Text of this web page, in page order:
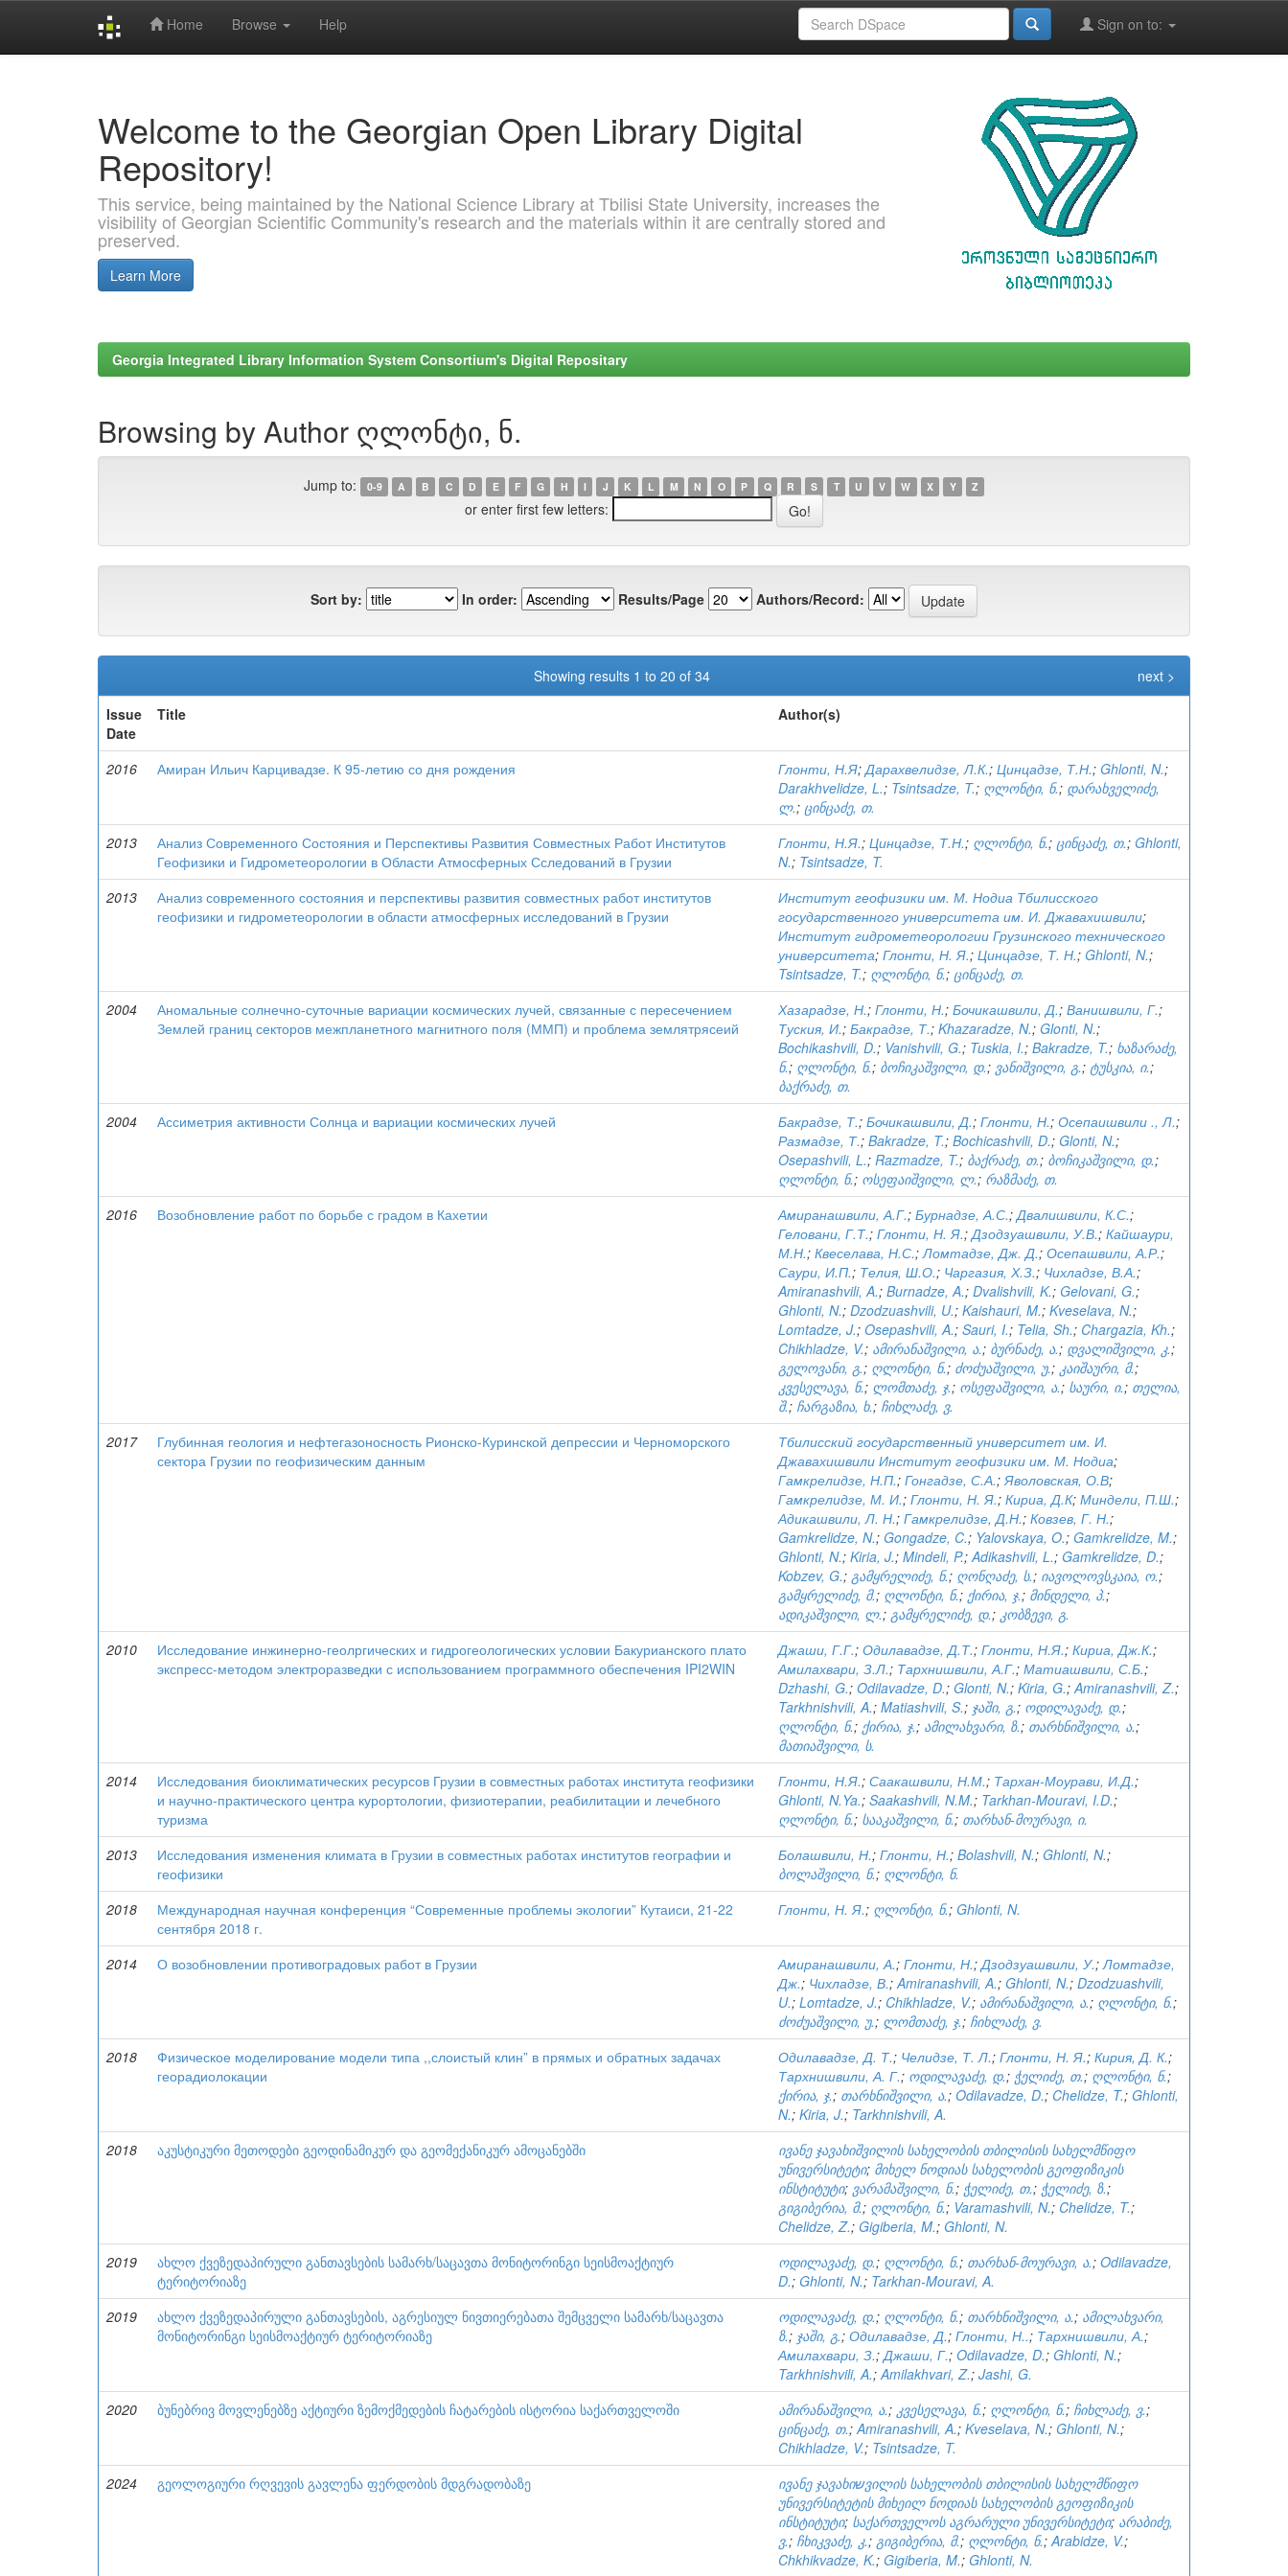
Home Browse Help Sign on to:
Welcome to the Georgian Open Library Digital
Repository!
This service, being maintained by the National Science Library at Tbilisi State University, increases the
visibility of Georgian Scientific Community's research and the materials within it are centrally stored and
preserved.
Learn More
Georgia Integrated Library Information System Consortium's Digital Repositary
Browsing by Author ღლონტი, ნ.
Jump to: 0-9 A B C D E F G H I J K L M N O P Q R S T U V W X Y Z
or enter first few letters:
Sort by: In order: Results/Page Authors/Record:
Showing results 1 to 20 of 34
next >
Issue
Date
Title Author(s)
2016 Амиран Ильич Карцивадзе. К 95-летию со дня рождения Глонти, Н.Я;Дарахвелидзе, Л.К.; Цинцадзе, Т.Н.; Ghlonti, N.;
Darakhvelidze, L.; Tsintsadze, T.; ღლონტი, ნ.; დარახველიძე,
ლ.; ცინცაძე, თ.
2013
Анализ Современного Состояния и Перспективы Развития Совместных Работ Институтов
Геофизики и Гидрометеорологии в Области Атмосферных Сследований в Грузии
Глонти, Н.Я.; Цинцадзе, Т.Н.; ღლონტი, ნ.; ცინცაძე, თ.; Ghlonti,
N.; Tsintsadze, T.
2013
Анализ современного состояния и перспективы развития совместных работ институтов
геофизики и гидрометеорологии в области атмосферных исследований в Грузии
Институт геофизики им. М. Нодиа Тбилисского
государственного университета им. И. Джавахишвили;
Институт гидрометеорологии Грузинского технического
университета; Глонти, Н. Я.; Цинцадзе, Т. Н.; Ghlonti, N.;
Tsintsadze, T.; ღლონტი, ნ.; ცინცაძე, თ.
2004
Аномальные солнечно-суточные вариации космических лучей, связанные с пересечением
Землей границ секторов межпланетного магнитного поля (ММП) и проблема землятрясеий
Хазарадзе, Н.; Глонти, Н.; Бочикашвили, Д.; Ванишвили, Г.;
Туския, И.; Бакрадзе, Т.; Khazaradze, N.; Glonti, N.;
Bochikashvili, D.; Vanishvili, G.; Tuskia, I.; Bakradze, T.; ხაზარაძე,
ნ.; ღლონტი, ნ.; ბოჩიკაშვილი, დ.; ვანიშვილი, გ.; ტუსკია, ი.;
ბაქრაძე, თ.
2004
Ассиметрия активности Солнца и вариации космических лучей Бакрадзе, Т.; Бочикашвили, Д.; Глонти, Н.; Осепаишвили ., Л.;
Размадзе, Т.; Bakradze, T.; Bochicashvili, D.; Glonti, N.;
Osepashvili, L.; Razmadze, T.; ბაქრაძე, თ.; ბოჩიკაშვილი, დ.;
ღლონტი, ნ.; ოსეფაიშვილი, ლ.; რაზმაძე, თ.
2016
Возобновление работ по борьбе с градом в Кахетии Амиранашвили, А.Г.; Бурнадзе, А.С.;Двалишвили, К.С.;
Геловани, Г.Т.; Глонти, Н. Я.;Дзодзуашвили, У.В.; Кайшаури,
М.Н.; Квеселава, Н.С.;Ломтадзе, Дж. Д.; Осепашвили, А.Р.;
Саури, И.П.; Телия, Ш.О.; Чаргазия, Х.З.; Чихладзе, В.А.;
Amiranashvili, A.; Burnadze, A.; Dvalishvili, K.; Gelovani, G.;
Ghlonti, N.; Dzodzuashvili, U.; Kaishauri, M.; Kveselava, N.;
Lomtadze, J.; Osepashvili, A.; Sauri, I.; Telia, Sh.; Chargazia, Kh.;
Chikhladze, V.; ამირანაშვილი, ა.; ბურნაძე, ა.; დვალიშვილი, კ.;
გელოვანი, გ.; ღლონტი, ნ.; ძოძუაშვილი, უ.; კაიშაური, მ.;
კვესელავა, ნ.; ლომთაძე, ჯ.; ოსეფაშვილი, ა.; საური, ი.; თელია,
შ.; ჩარგაზია, ხ.; ჩიხლაძე, ვ.
2017
Глубинная геология и нефтегазоносность Рионско-Куринской депрессии и Черноморского
сектора Грузии по геофизическим данным
Тбилисский государственный университет им. И.
Джавахишвили Институт геофизики им. М. Нодиа;
Гамкрелидзе, Н.П.; Гонгадзе, С.А.;Яволовская, О.В;
Гамкрелидзе, М. И.; Глонти, Н. Я.; Кириа, Д.К; Миндели, П.Ш.;
Адикашвили, Л. Н.; Гамкрелидзе, Д.Н.; Ковзев, Г. Н.;
Gamkrelidze, N.; Gongadze, C.; Yalovskaya, O.; Gamkrelidze, M.;
Ghlonti, N.; Kiria, J.; Mindeli, P.;Adikashvili, L.; Gamkrelidze, D.;
Kobzev, G.; გამყრელიძე, ნ.; ღონღაძე, ს.; იავოლოვსკაია, ო.;
გამყრელიძე, მ.; ღლონტი, ნ.; ქირია, ჯ.; მინდელი, პ.;
ადიკაშვილი, ლ.; გამყრელიძე, დ.; კობზევი, გ.
2010
Исследование инжинерно-геолргических и гидрогеологических условии Бакурианского плато
экспресс-методом электроразведки с использованием программного обеспечения IPI2WIN
Джаши, Г.Г.; Одилавадзе, Д.Т.; Глонти, Н.Я.; Кириа, Дж.К.;
Амилахвари, З.Л.; Тархнишвили, А.Г.; Матиашвили, С.Б.;
Dzhashi, G.; Odilavadze, D.; Glonti, N.; Kiria, G.;Amiranashvili, Z.;
Tarkhnishvili, A.; Matiashvili, S.; ჯაში, გ.; ოდილავაძე, დ.;
ღლონტი, ნ.; ქირია, ჯ.; ამილახვარი, ზ.; თარხნიშვილი, ა.;
მათიაშვილი, ს.
2014
Исследования биоклиматических ресурсов Грузии в совместных работах института геофизики
и научно-практического центра курортологии, физиотерапии, реабилитации и лечебного
туризма
Глонти, Н.Я.; Саакашвили, Н.М.; Тархан-Моурави, И.Д.;
Ghlonti, N.Ya.; Saakashvili, N.M.; Tarkhan-Mouravi, I.D.;
ღლონტი, ნ.; სააკაშვილი, ნ.; თარხან-მოურავი, ი.
2013
Исследования изменения климата в Грузии в совместных работах институтов географии и
геофизики
Болашвили, Н.; Глонти, Н.; Bolashvili, N.; Ghlonti, N.;
ბოლაშვილი, ნ.; ღლონტი, ნ.
2018
Международная научная конференция “Современные проблемы экологии” Кутаиси, 21-22
сентября 2018 г.
Глонти, Н. Я.; ღლონტი, ნ.; Ghlonti, N.
2014 О возобновлении противоградовых работ в Грузии Амиранашвили, А.; Глонти, Н.;Дзодзуашвили, У.;Ломтадзе,
Дж.; Чихладзе, В.;Amiranashvili, A.; Ghlonti, N.; Dzodzuashvili,
U.; Lomtadze, J.; Chikhladze, V.; ამირანაშვილი, ა.; ღლონტი, ნ.;
ძოძუაშვილი, უ.; ლომთაძე, ჯ.; ჩიხლაძე, ვ.
2018
Физическое моделирование модели типа ,,слоистый клин” в прямых и обратных задачах
георадиолокации
Одилавадзе, Д. Т.; Челидзе, Т. Л.; Глонти, Н. Я.; Кирия, Д. К.;
Тархнишвили, А. Г.; ოდილავაძე, დ.; ჭელიძე, თ.; ღლონტი, ნ.;
ქირია, ჯ.; თარხნიშვილი, ა.; Odilavadze, D.; Chelidze, T.; Ghlonti,
N.; Kiria, J.; Tarkhnishvili, A.
2018
აკუსტიკური მეთოდები გეოდინამიკურ და გეომექანიკურ ამოცანებში
ივანე ჯავახიშვილის სახელობის თბილისის სახელმწიფო
უნივერსიტეტი; მიხელ ნოდიას სახელობის გეოფიზიკის
ინსტიტუტი; ვარამაშვილი, ნ.; ჭელიძე, თ.; ჭელიძე, ზ.;
გიგიბერია, მ.; ღლონტი, ნ.; Varamashvili, N.; Chelidze, T.;
Chelidze, Z.; Gigiberia, M.; Ghlonti, N.
2019
ახლო ქვეზედაპირული განთავსების სამარხ/საცავთა მონიტორინგი სეისმოაქტიურ
ტერიტორიაზე
ოდილავაძე, დ.; ღლონტი, ნ.; თარხან-მოურავი, ა.; Odilavadze,
D.; Ghlonti, N.; Tarkhan-Mouravi, A.
2019
ახლო ქვეზედაპირული განთავსების, აგრესიულ ნივთიერებათა შემცველი სამარხ/საცავთა
მონიტორინგი სეისმოაქტიურ ტერიტორიაზე
ოდილავაძე, დ.; ღლონტი, ნ.; თარხნიშვილი, ა.; ამილახვარი,
ზ.; ჯაში, გ.; Одилавадзе, Д.; Глонти, Н..; Тархнишвили, А.;
Амилахвари, З.;Джаши, Г.; Odilavadze, D.; Ghlonti, N.;
Tarkhnishvili, A.;Amilakhvari, Z.; Jashi, G.
2020
ბუნებრივ მოვლენებზე აქტიური ზემოქმედების ჩატარების ისტორია საქართველოში ამირანაშვილი, ა.; კვესელავა, ნ.; ღლონტი, ნ.; ჩიხლაძე, ვ.;
ცინცაძე, თ.;Amiranashvili, A.; Kveselava, N.; Ghlonti, N.;
Chikhladze, V.; Tsintsadze, T.
2024
გეოლოგიური რღვევის გავლენა ფერდობის მდგრადობაზე
ივანე ჯავახიשვილის სახელობის თბილისის სახელმწიფო
უნივერსიტეტის მიხეილ ნოდიას სახელობის გეოფიზიკის
ინსტიტუტი; საქართველოს აგრარული უნივერსიტეტი; არაბიძე,
ვ.; ჩხიკვაძე, კ.; გიგიბერია, მ.; ღლონტი, ნ.;Arabidze, V.;
Chkhikvadze, K.; Gigiberia, M.; Ghlonti, N.